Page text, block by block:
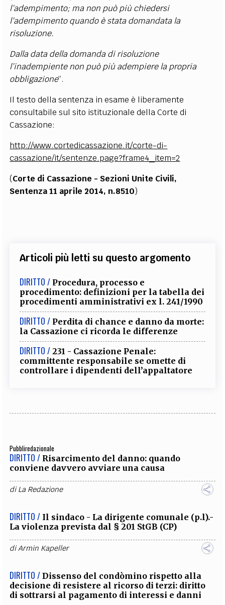
l’adempimento; ma non può più chiedersi
l’adempimento quando è stata domandata la
risoluzione.
Dalla data della domanda di risoluzione
l’inadempiente non può più adempiere la propria
obbligazione”.
Il testo della sentenza in esame è liberamente
consultabile sul sito istituzionale della Corte di
Cassazione:
http://www.cortedicassazione.it/corte-di-
cassazione/it/sentenze.page?frame4_item=2
(Corte di Cassazione - Sezioni Unite Civili,
Sentenza 11 aprile 2014, n.8510)
Articoli più letti su questo argomento
DIRITTO / Procedura, processo e
procedimento: definizioni per la tabella dei
procedimenti amministrativi ex l. 241/1990
DIRITTO / Perdita di chance e danno da morte:
la Cassazione ci ricorda le differenze
DIRITTO / 231 - Cassazione Penale:
committente responsabile se omette di
controllare i dipendenti dell’appaltatore
Pubbliredazionale
DIRITTO / Risarcimento del danno: quando
conviene davvero avviare una causa
diLa Redazione
DIRITTO / Il sindaco - La dirigente comunale (p.l).-
La violenza prevista dal § 201 StGB (CP)
diArmin Kapeller
DIRITTO / Dissenso del condòmino rispetto alla
decisione di resistere al ricorso di terzi: diritto
di sottrarsi al pagamento di interessi e danni